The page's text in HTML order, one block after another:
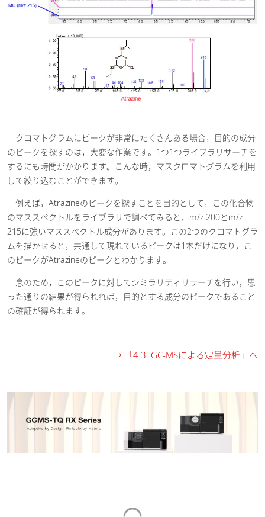
クロマトグラムにピークが非常にたくさんある場合，目的の成分
のピークを探すのは，大変な作業です。1つ1つライブラリサーチを
するにも時間がかかります。こんな時，マスクロマトグラムを利用
して絞り込むことができます。
例えば，Atrazineのピークを探すことを目的として，この化合物
のマススペクトルをライブラリで調べてみると，m/z 200とm/z
215に強いマススペクトル成分があります。この2つのクロマトグラ
ムを描かせると，共通して現れているピークは1本だけになり，こ
のピークがAtrazineのピークとわかります。
念のため，このピークに対してシミラリティリサーチを行い，思
った通りの結果が得られれば，目的とする成分のピークであること
の確証が得られます。
→ 「4.3. GC-MSによる定量分析」へ